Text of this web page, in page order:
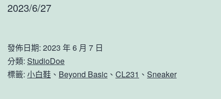
2023/6/27
發佈日期: 2023 年 6 月 7 日
分類: StudioDoe
標籤: 小白鞋 、 Beyond Basic 、 CL231 、 Sneaker